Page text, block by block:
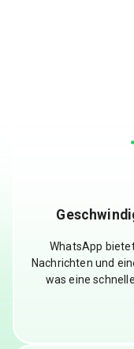
WhatsApp
Nachrichten und
was eine